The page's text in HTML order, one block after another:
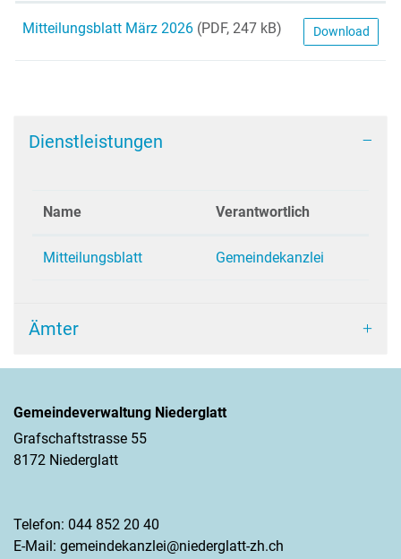
Mitteilungsblatt März 2026 (PDF, 247 kB) Download
Dienstleistungen
Name Verantwortlich
Mitteilungsblatt Gemeindekanzlei
Ämter
Gemeindeverwaltung Niederglatt
Grafschaftstrasse 55
8172 Niederglatt
Telefon: 044 852 20 40
E-Mail: gemeindekanzlei@niederglatt-zh.ch